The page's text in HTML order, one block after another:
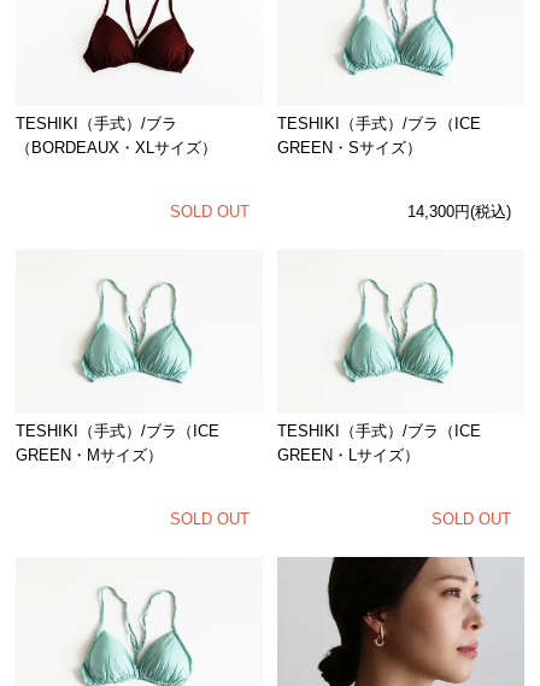
TESHIKI（手式）/ブラ
（BORDEAUX・XLサイズ）
SOLD OUT
TESHIKI（手式）/ブラ（ICE
GREEN・Sサイズ）
14,300円(税込)
TESHIKI（手式）/ブラ（ICE
GREEN・Mサイズ）
SOLD OUT
TESHIKI（手式）/ブラ（ICE
GREEN・Lサイズ）
SOLD OUT